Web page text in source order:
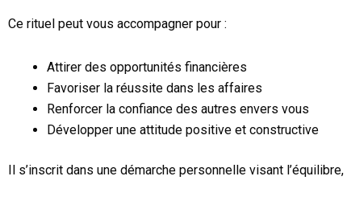
Ce rituel peut vous accompagner pour :
Attirer des opportunités financières
Favoriser la réussite dans les affaires
Renforcer la confiance des autres envers vous
Développer une attitude positive et constructive
Il s’inscrit dans une démarche personnelle visant